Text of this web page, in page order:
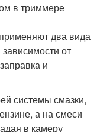
в триммере
два вида
от
и
системы смазки,
а на смеси
в камеру